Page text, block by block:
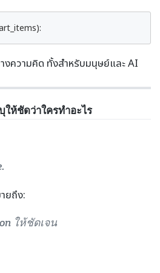
:
งความคิด ทั้งสำหรับมนุษย์และ AI
ห้ชัดว่าใครทำอะไร
ยถึง:
ให้ชัดเจน